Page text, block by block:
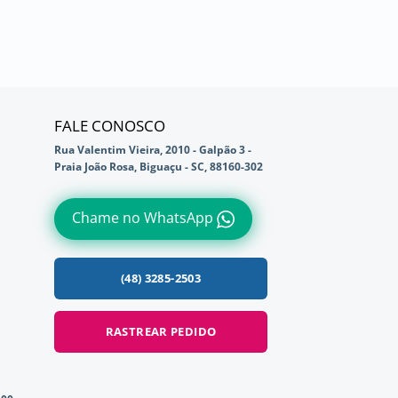
FALE CONOSCO
Rua Valentim Vieira, 2010 - Galpão 3 -
Praia João Rosa, Biguaçu - SC, 88160-302
Chame no WhatsApp
(48) 3285-2503
RASTREAR PEDIDO